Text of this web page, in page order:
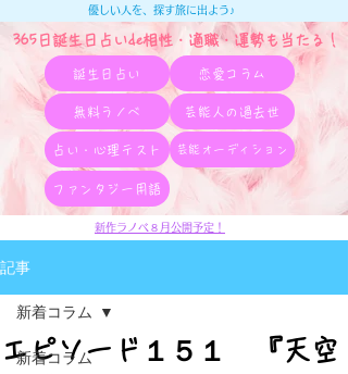
365日誕生日占いde相性・適職・​運勢も当たる！
優しい人を、探す旅に出よう♪
誕生日占い 恋愛コラム
無料ラノベ 芸能人の過去世
占い・心理テスト 芸能オーディション
ファンタジー用語
新作ラノベ８月公開予定！
記事
新着コラム
新着コラム
エピソード１５１ 『天空